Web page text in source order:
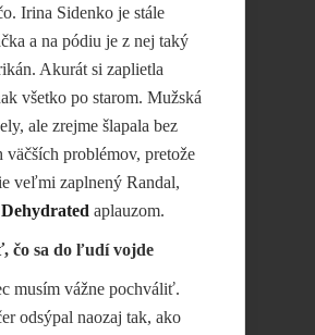
Irina Sidenko je stále
a na pódiu je z nej taký
Akurát si zaplietla
všetko po starom. Mužská
ale zrejme šlapala bez
väčších problémov, pretože
veľmi zaplnený Randal,
Dehydrated aplauzom.
čo sa do ľudí vojde
musím vážne pochváliť.
odsýpal naozaj tak, ako